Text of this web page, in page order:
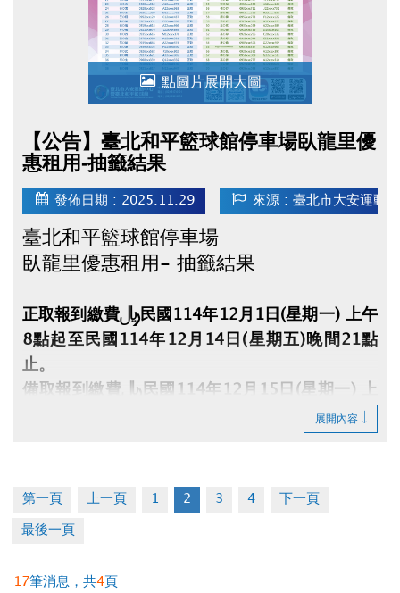
點圖片展開大圖
【公告】臺北和平籃球館停車場臥龍里優
惠租用-抽籤結果
發佈日期 : 2025.11.29 來源 : 臺北市大安運動
臺北和平籃球館停車場
臥龍里優惠租用- 抽籤結果
正取報到繳費：民國114年12月1日(星期一) 上午
8點起至民國114年12月14日(星期五)晚間21點
止。
備取報到繳費：民國114年12月15日(星期一) 上
午8點起至民國114年12月21日(星期日)晚間21點
※中籤人須本人持身分證、印章、行照、駕照及費
用至大安運動中心1樓櫃檯辦理(缺1不可)，未到者
或逾時視同放棄。
展開內容
第一頁 上一頁 1 2 3 4 下一頁
最後一頁
17筆消息，共4 頁